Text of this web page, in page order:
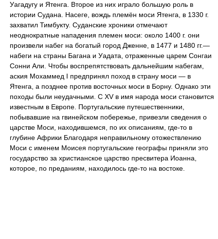
Уагадугу и Ятенга. Второе из них играло большую роль в
истории Судана. Насеге, вождь племён моси Ятенга, в 1330 г.
захватил Тимбукту. Суданские хроники отмечают
неоднократные нападения племен моси: около 1400 г. они
произвели набег на богатый город Дженне, в 1477 и 1480 гг.—
набеги на страны Багана и Уадата, отраженные царем Сонгаи
Сонни Али. Чтобы воспрепятствовать дальнейшим набегам,
аския Мохаммед I предпринял поход в страну моси — в
Ятенга, а позднее против восточных моси в Борну. Однако эти
походы были неудачными. С XV в имя народа моси становится
известным в Европе. Португальские путешественники,
побывавшие на гвинейском побережье, привезли сведения о
царстве Моси, находившемся, по их описаниям, где-то в
глубине Африки Благодаря неправильному отожествлению
Моси с именем Моисея португальские географы приняли это
государство за христианское царство пресвитера Иоанна,
которое, по преданиям, находилось где-то на востоке.